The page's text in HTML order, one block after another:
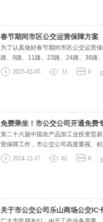
春节期间市区公交运营保障方案
为了认真做好春节期间市区公交运营
路、9路、11路、23路、24路、38路
交正常运营。1月29日（初一）白班
划正常运营。因春节期间各线路车辆
2025-02-05 31 0
免费乘坐！市公交公司开通免费
第二十六届中国农产品加工业投资贸
营保障工作，市公交公司高度重视、
—17:30（19日当天运营时间将按照道
加运营班次，缩小发车间隔，全力保
2024-12-17 62 0
关于市公交公司乐山商场公交IC